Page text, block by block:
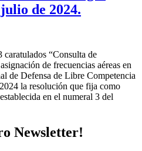
de 2024.
“Consulta de
de frecuencias aéreas en
de Defensa de Libre Competencia
la resolución que fija como
en el numeral 3 del
Newsletter!